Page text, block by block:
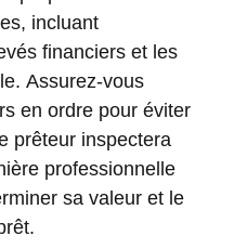
incluant
financiers et les
Assurez-vous
en ordre pour éviter
prêteur inspectera
professionnelle
sa valeur et le